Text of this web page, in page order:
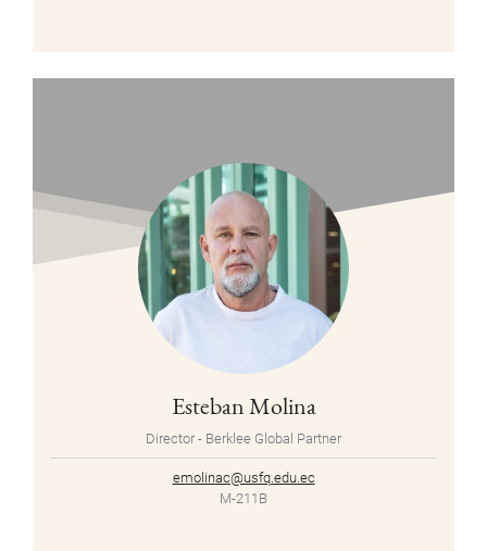
Esteban Molina
Director - Berklee Global Partner
emolinac@usfq.edu.ec
M-211B